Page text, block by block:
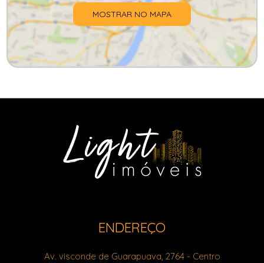
MOSTRAR NO MAPA
ENDEREÇO
Av. visconde de Guarapuava, 2764- Centro